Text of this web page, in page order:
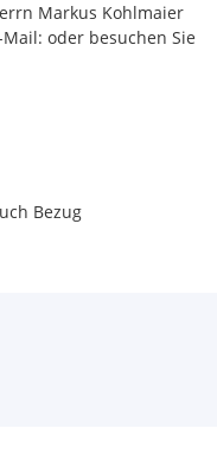
Markus Kohlmaier
oder besuchen Sie
Bezug